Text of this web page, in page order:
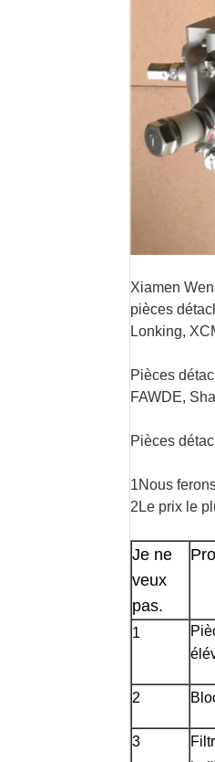
Xiamen
pièces
Lonking,
Pièces
FAWDE,
Pièces
1Nous
2Le prix le
Je ne
veux
pas.
1
2
3